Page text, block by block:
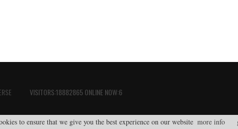
VISITORS:18882865 ONLINE NOW:6
to ensure that we give you the best experience on our website more info